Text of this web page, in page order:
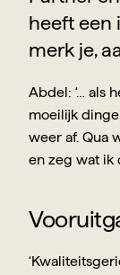
heeft een
merk je,
Abdel: ‘… als
moeilijk
weer af. Qua
en zeg wat ik